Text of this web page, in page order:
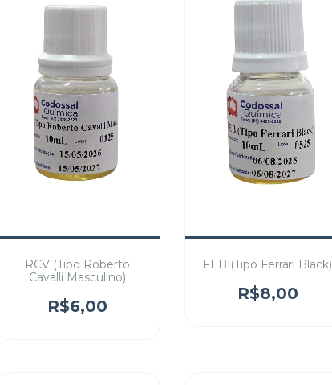
RCV (Tipo Roberto
Cavalli Masculino)
R$6,00
FEB (Tipo Ferrari Black)
R$8,00